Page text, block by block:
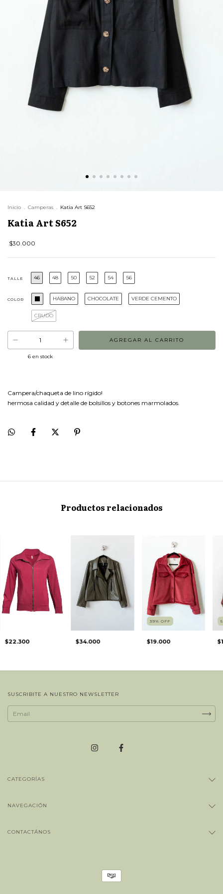
Inicio . Camperas . Katia Art S652
Katia Art S652
$30.000
TALLE 46 48 50 52 54 56
COLOR HABANO CHOCOLATE VERDE CEMENTO
CRUDO
6 en stock
Campera/chaqueta de lino rígido!
hermosa calidad y detalle de bolsillos y botones marmolados.
Productos relacionados
$22.300 $34.000
39% OFF
$19.000
SUSCRIBITE A NUESTRO NEWSLETTER
CATEGORÍAS
NAVEGACIÓN
CONTACTÁNOS